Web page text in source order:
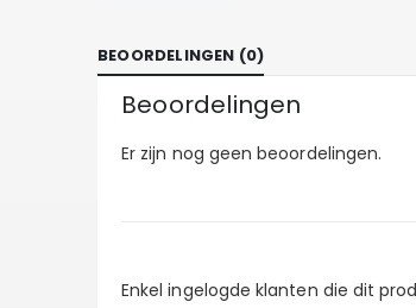
BEOORDELINGEN (0)
Beoordelingen
Er zijn nog geen beoordelingen.
Enkel ingelogde klanten die dit